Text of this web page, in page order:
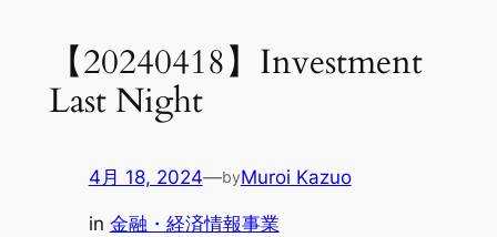
【20240418】Investment
Last Night
4月 18, 2024—byMuroi Kazuo
in 金融・経済情報事業